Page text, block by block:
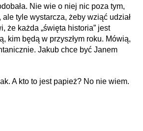
Nie wie o niej nic poza tym,
ale tyle wystarcza, żeby wziąć udział
że każda „święta historia” jest
kim będą w przyszłym roku. Mówią,
Jakub chce być Janem
A kto to jest papież? No nie wiem.